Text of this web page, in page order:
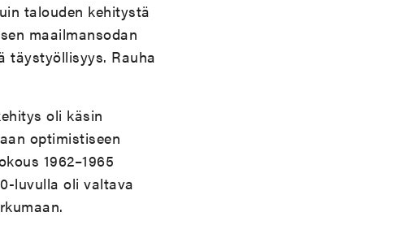
talouden kehitystä
maailmansodan
täystyöllisyys. Rauha
oli käsin
optimistiseen
1962–1965
luvulla oli valtava